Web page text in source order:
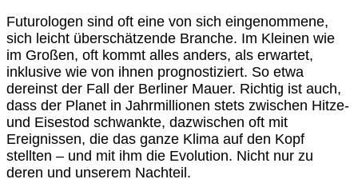
Futurologen sind oft eine von sich eingenommene,
sich leicht überschätzende Branche. Im Kleinen wie
im Großen, oft kommt alles anders, als erwartet,
inklusive wie von ihnen prognostiziert. So etwa
dereinst der Fall der Berliner Mauer. Richtig ist auch,
dass der Planet in Jahrmillionen stets zwischen Hitze-
und Eisestod schwankte, dazwischen oft mit
Ereignissen, die das ganze Klima auf den Kopf
stellten – und mit ihm die Evolution. Nicht nur zu
deren und unserem Nachteil.